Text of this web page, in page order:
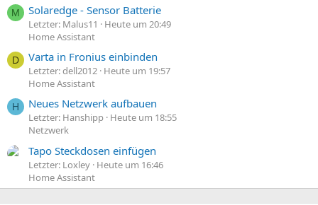
M Solaredge - Sensor Batterie
Letzter: Malus11
Heute um 20:49
Home Assistant
D Varta in Fronius einbinden
Letzter: dell2012 Heute um 19:57
Home Assistant
H Neues Netzwerk aufbauen
Letzter: Hanshipp Heute um 18:55
Netzwerk
Tapo Steckdosen einfügen
Letzter: Loxley Heute um 16:46
Home Assistant